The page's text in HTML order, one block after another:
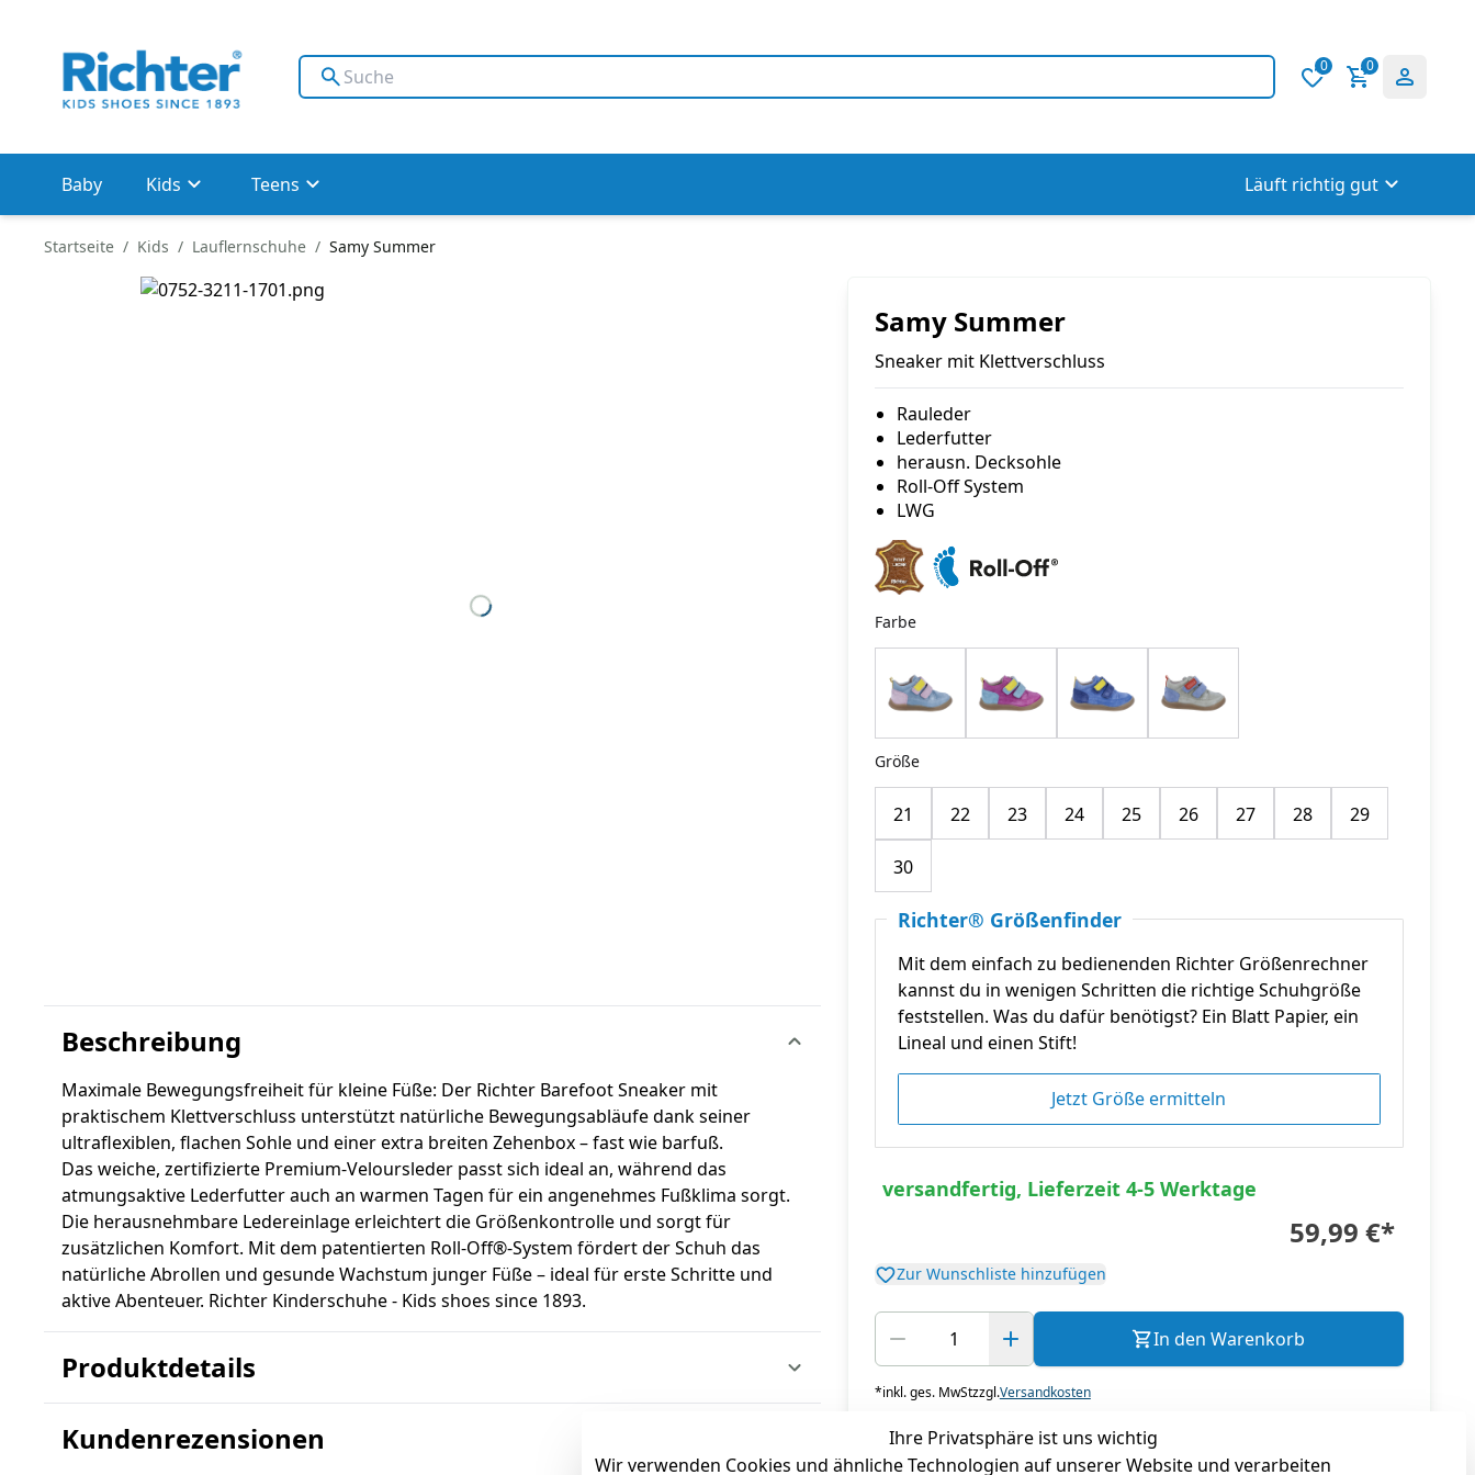
0 0
Baby Kids Teens Läuft richtig gut
Startseite Kids Lauflernschuhe Samy Summer
Samy Summer
Sneaker mit Klettverschluss
Rauleder
Lederfutter
herausn. Decksohle
Roll-Off System
LWG
Farbe
Größe
21 22 23 24 25 26 27 28 29
30
Richter® Größenfinder
Mit dem einfach zu bedienenden Richter Größenrechner
kannst du in wenigen Schritten die richtige Schuhgröße
feststellen. Was du dafür benötigst? Ein Blatt Papier, ein
Lineal und einen Stift!
Jetzt Größe ermitteln
versandfertig, Lieferzeit 4-5 Werktage
59,99 €*
Zur Wunschliste hinzufügen
In den Warenkorb
*inkl. ges. MwStzzgl.Versandkosten
Beschreibung
Maximale Bewegungsfreiheit für kleine Füße: Der Richter Barefoot Sneaker mit
praktischem Klettverschluss unterstützt natürliche Bewegungsabläufe dank seiner
ultraflexiblen, flachen Sohle und einer extra breiten Zehenbox – fast wie barfuß.
Das weiche, zertifizierte Premium-Veloursleder passt sich ideal an, während das
atmungsaktive Lederfutter auch an warmen Tagen für ein angenehmes Fußklima sorgt.
Die herausnehmbare Ledereinlage erleichtert die Größenkontrolle und sorgt für
zusätzlichen Komfort. Mit dem patentierten Roll-Off®-System fördert der Schuh das
natürliche Abrollen und gesunde Wachstum junger Füße – ideal für erste Schritte und
aktive Abenteuer. Richter Kinderschuhe - Kids shoes since 1893.
Produktdetails
Kundenrezensionen
Ihre Privatsphäre ist uns wichtig
Wir verwenden Cookies und ähnliche Technologien auf unserer Website und verarbeiten